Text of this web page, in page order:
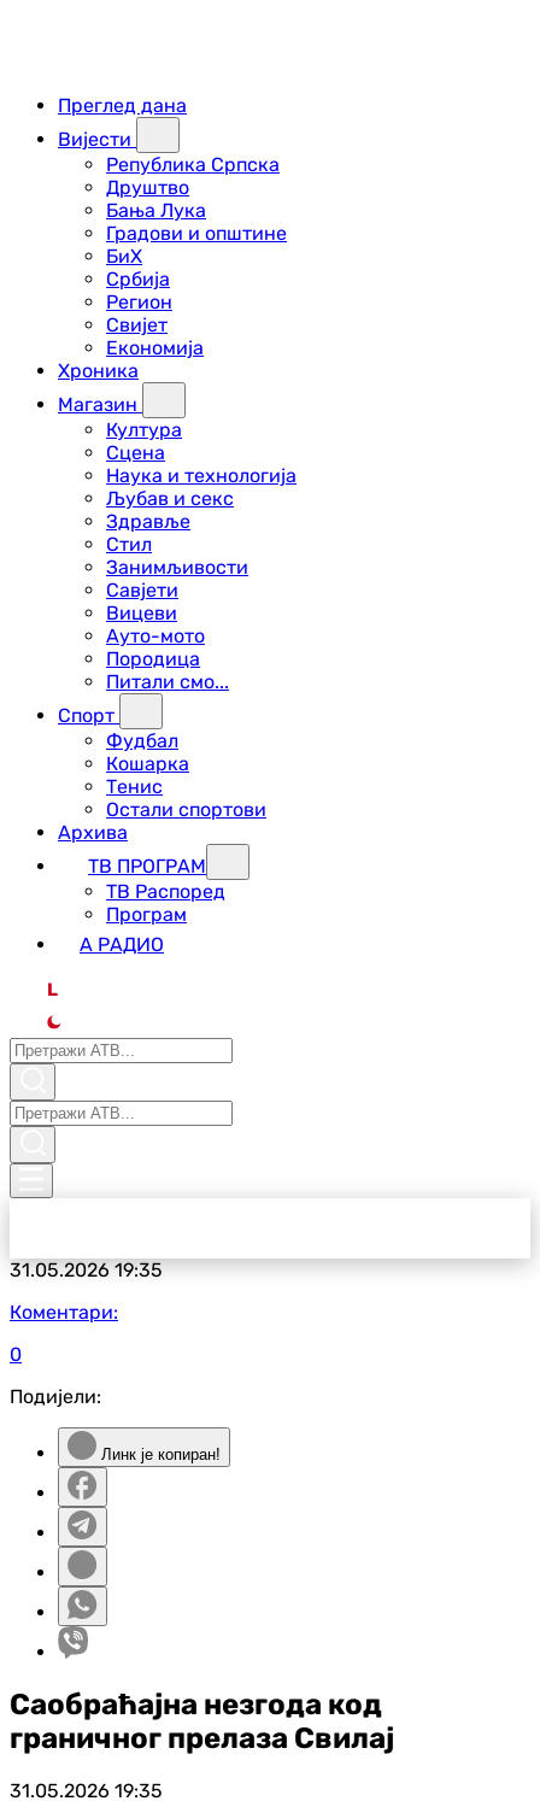
Преглед дана
Вијести
Република Српска
Друштво
Бања Лука
Градови и општине
БиХ
Србија
Регион
Свијет
Економија
Хроника
Магазин
Култура
Сцена
Наука и технологија
Љубав и секс
Здравље
Стил
Занимљивости
Савјети
Вицеви
Ауто-мото
Породица
Питали смо...
Спорт
Фудбал
Кошарка
Тенис
Остали спортови
Архива
ТВ ПРОГРАМ
ТВ Распоред
Програм
А РАДИО
L
31.05.202619:35
Коментари:
0
Подијели:
Линк је копиран!
Саобраћајна незгода код
граничног прелаза Свилај
31.05.2026 19:35